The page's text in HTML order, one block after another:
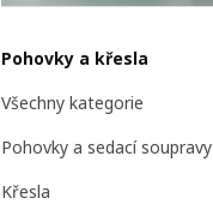
Pohovky a křesla
Všechny kategorie
Pohovky a sedací soupravy
Křesla